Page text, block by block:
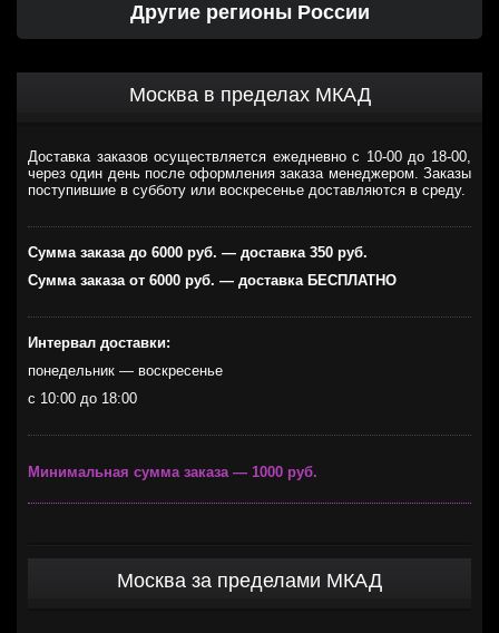
Другие регионы России
Москва в пределах МКАД
Доставка заказов осуществляется ежедневно с 10-00 до 18-00,
через один день после оформления заказа менеджером. Заказы
поступившие в субботу или воскресенье доставляются в среду.
Сумма заказа до 6000 руб. — доставка 350 руб.
Сумма заказа от 6000 руб. — доставка БЕСПЛАТНО
Интервал доставки:
понедельник — воскресенье
с 10:00 до 18:00
Минимальная сумма заказа — 1000 руб.
Москва за пределами МКАД